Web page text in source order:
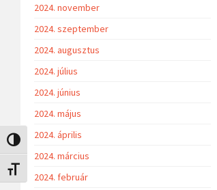
Nagy kontraszt váltása
Betűméret váltása
2024. november
2024. szeptember
2024. augusztus
2024. július
2024. június
2024. május
2024. április
2024. március
2024. február